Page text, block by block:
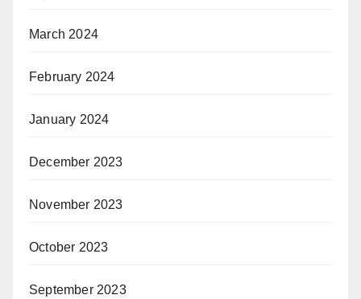
March 2024
February 2024
January 2024
December 2023
November 2023
October 2023
September 2023